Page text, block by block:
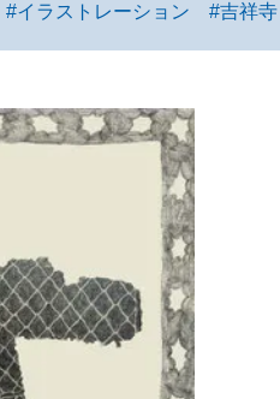
#イラストレーション #吉祥寺